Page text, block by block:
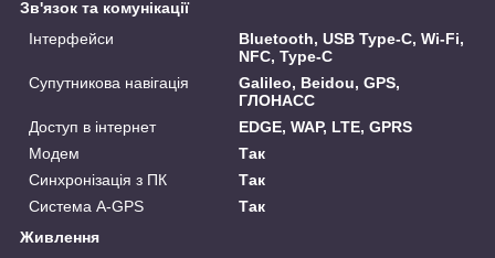
Зв'язок та комунікації
Інтерфейси
Bluetooth, USB Type-C, Wi-Fi,
NFC, Type-C
Супутникова навігація
Galileo, Beidou, GPS,
ГЛОНАСС
Доступ в інтернет
EDGE, WAP, LTE, GPRS
Модем
Так
Синхронізація з ПК
Так
Система A-GPS
Так
Живлення